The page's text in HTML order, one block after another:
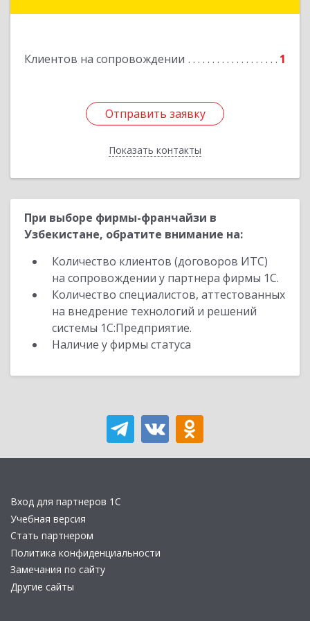
Клиентов на сопровождении 1
Отправить заявку
Показать контакты
Отправить заявку
Назад
При выборе фирмы-франчайзи в
Узбекистане, обратите внимание на:
Количество клиентов (договоров ИТС)
на сопровождении у партнера фирмы 1С.
Количество специалистов, аттестованных
на внедрение технологий и решений
системы 1С:Предприятие.
Наличие у фирмы статуса
Вход для партнеров 1С
Учебная версия
Стать партнером
Политика конфиденциальности
Замечания по сайту
Другие сайты